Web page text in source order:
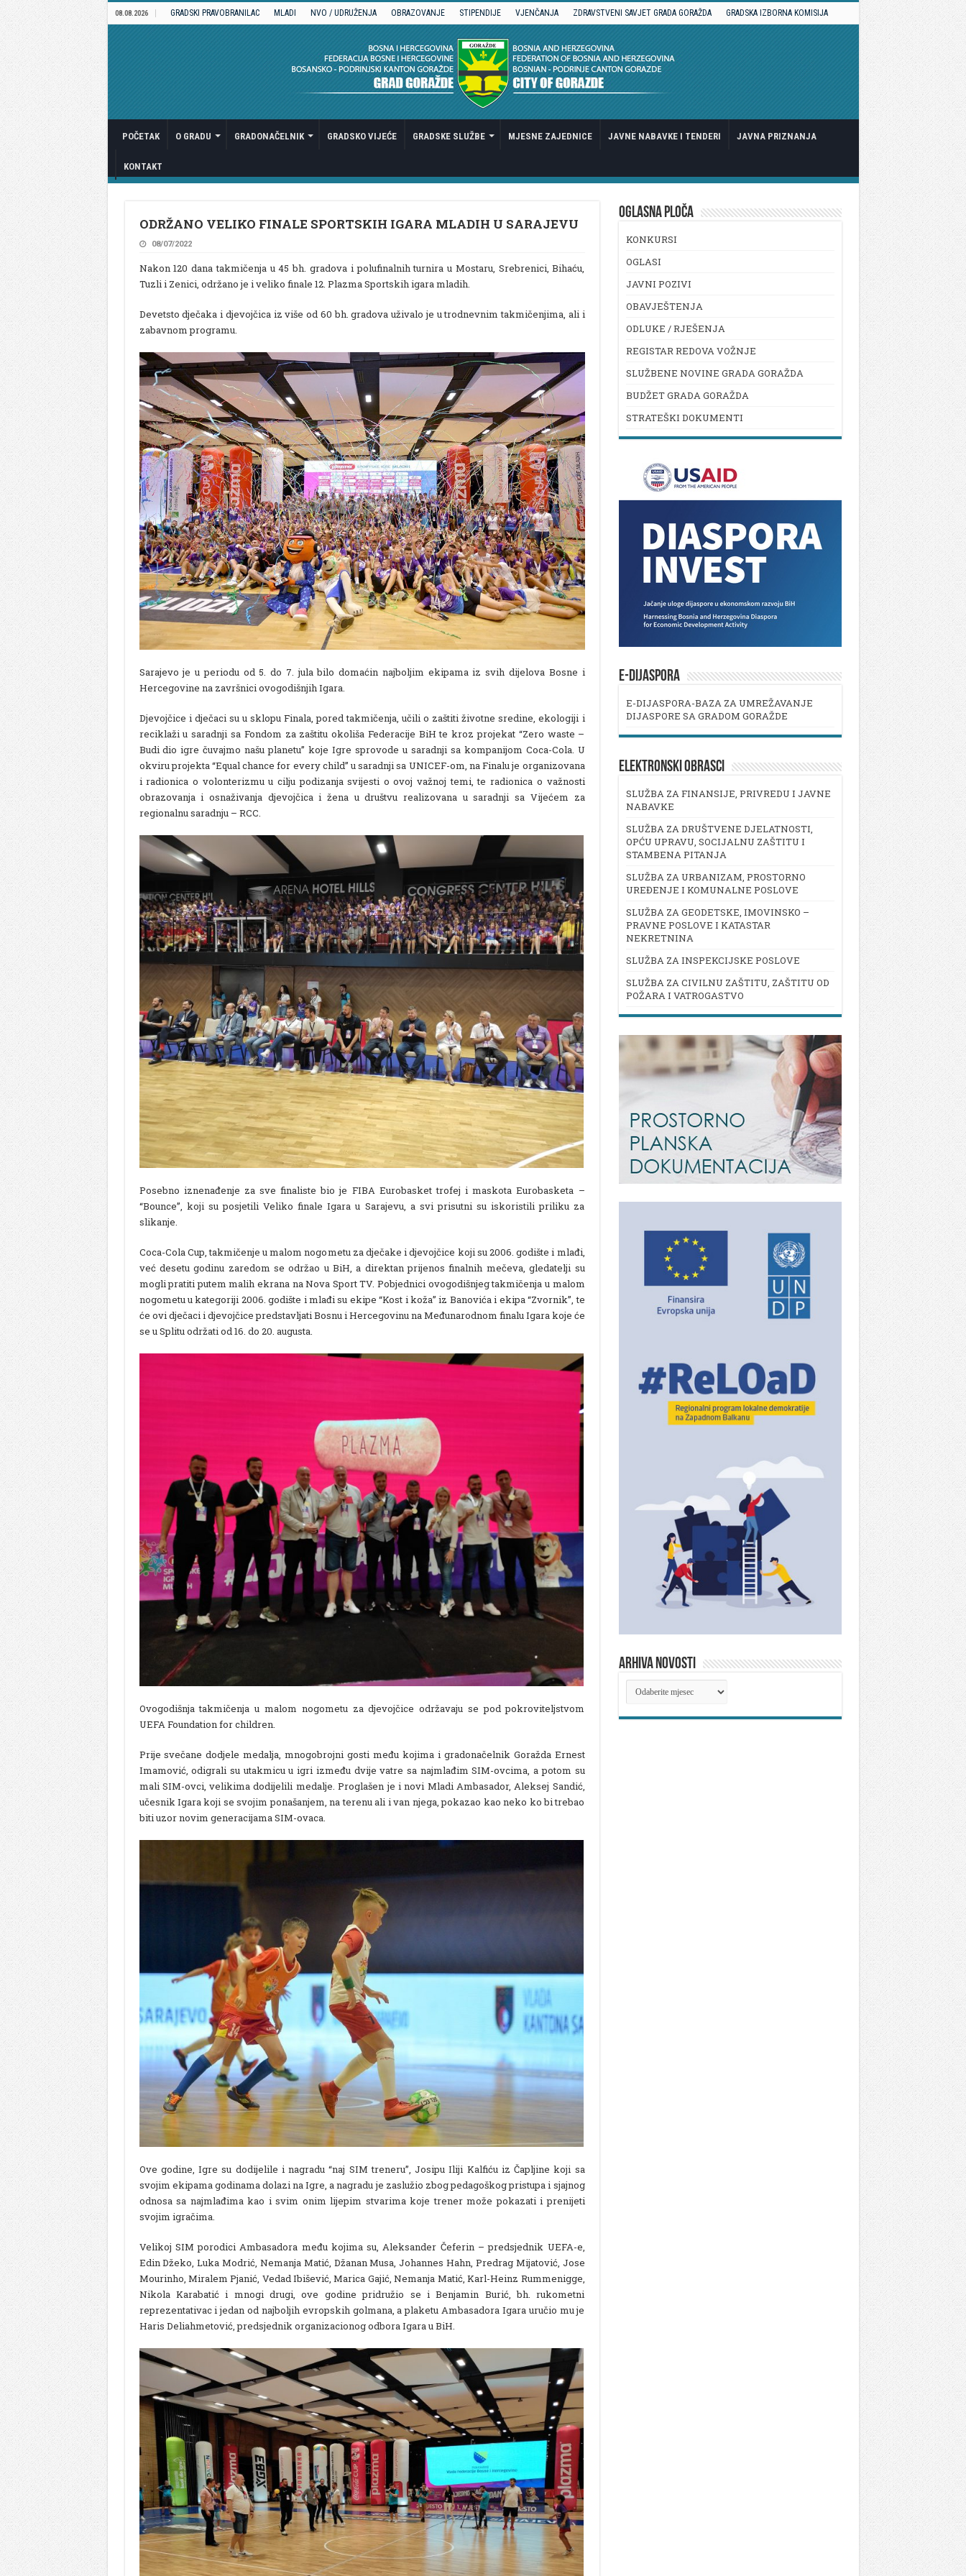
08.08.2026 GRADSKI PRAVOBRANILAC MLADI NVO / UDRUŽENJA OBRAZOVANJE STIPENDIJE VJENČANJA ZDRAVSTVENI SAVJET GRADA GORAŽDA GRADSKA IZBORNA KOMISIJA
POČETAK O GRADU GRADONAČELNIK GRADSKO VIJEĆE GRADSKE SLUŽBE MJESNE ZAJEDNICE JAVNE NABAVKE I TENDERI JAVNA PRIZNANJA
KONTAKT
ODRŽANO VELIKO FINALE SPORTSKIH IGARA MLADIH U SARAJEVU
08/07/2022
Nakon 120 dana takmičenja u 45 bh. gradova i polufinalnih turnira u Mostaru, Srebrenici, Bihaću,
Tuzli i Zenici, održano je i veliko finale 12. Plazma Sportskih igara mladih.
Devetsto dječaka i djevojčica iz više od 60 bh. gradova uživalo je u trodnevnim takmičenjima, ali i
zabavnom programu.
Sarajevo je u periodu od 5. do 7. jula bilo domaćin najboljim ekipama iz svih dijelova Bosne i
Hercegovine na završnici ovogodišnjih Igara.
Djevojčice i dječaci su u sklopu Finala, pored takmičenja, učili o zaštiti životne sredine, ekologiji i
reciklaži u saradnji sa Fondom za zaštitu okoliša Federacije BiH te kroz projekat “Zero waste –
Budi dio igre čuvajmo našu planetu” koje Igre sprovode u saradnji sa kompanijom Coca-Cola. U
okviru projekta “Equal chance for every child” u saradnji sa UNICEF-om, na Finalu je organizovana
i radionica o volonterizmu u cilju podizanja svijesti o ovoj važnoj temi, te radionica o važnosti
obrazovanja i osnaživanja djevojčica i žena u društvu realizovana u saradnji sa Vijećem za
regionalnu saradnju – RCC.
Posebno iznenađenje za sve finaliste bio je FIBA Eurobasket trofej i maskota Eurobasketa –
“Bounce”, koji su posjetili Veliko finale Igara u Sarajevu, a svi prisutni su iskoristili priliku za
slikanje.
Coca-Cola Cup, takmičenje u malom nogometu za dječake i djevojčice koji su 2006. godište i mlađi,
već desetu godinu zaredom se održao u BiH, a direktan prijenos finalnih mečeva, gledatelji su
mogli pratiti putem malih ekrana na Nova Sport TV. Pobjednici ovogodišnjeg takmičenja u malom
nogometu u kategoriji 2006. godište i mlađi su ekipe “Kost i koža” iz Banovića i ekipa “Zvornik”, te
će ovi dječaci i djevojčice predstavljati Bosnu i Hercegovinu na Međunarodnom finalu Igara koje će
se u Splitu održati od 16. do 20. augusta.
Ovogodišnja takmičenja u malom nogometu za djevojčice održavaju se pod pokroviteljstvom
UEFA Foundation for children.
Prije svečane dodjele medalja, mnogobrojni gosti među kojima i gradonačelnik Goražda Ernest
Imamović, odigrali su utakmicu u igri između dvije vatre sa najmlađim SIM-ovcima, a potom su
mali SIM-ovci, velikima dodijelili medalje. Proglašen je i novi Mladi Ambasador, Aleksej Sandić,
učesnik Igara koji se svojim ponašanjem, na terenu ali i van njega, pokazao kao neko ko bi trebao
biti uzor novim generacijama SIM-ovaca.
Ove godine, Igre su dodijelile i nagradu “naj SIM treneru”, Josipu Iliji Kalfiću iz Čapljine koji sa
svojim ekipama godinama dolazi na Igre, a nagradu je zaslužio zbog pedagoškog pristupa i sjajnog
odnosa sa najmlađima kao i svim onim lijepim stvarima koje trener može pokazati i prenijeti
svojim igračima.
Velikoj SIM porodici Ambasadora među kojima su, Aleksander Čeferin – predsjednik UEFA-e,
Edin Džeko, Luka Modrić, Nemanja Matić, Džanan Musa, Johannes Hahn, Predrag Mijatović, Jose
Mourinho, Miralem Pjanić, Vedad Ibišević, Marica Gajić, Nemanja Matić, Karl-Heinz Rummenigge,
Nikola Karabatić i mnogi drugi, ove godine pridružio se i Benjamin Burić, bh. rukometni
reprezentativac i jedan od najboljih evropskih golmana, a plaketu Ambasadora Igara uručio mu je
Haris Deliahmetović, predsjednik organizacionog odbora Igara u BiH.
OGLASNA PLOČA
KONKURSI
OGLASI
JAVNI POZIVI
OBAVJEŠTENJA
ODLUKE / RJEŠENJA
REGISTAR REDOVA VOŽNJE
SLUŽBENE NOVINE GRADA GORAŽDA
BUDŽET GRADA GORAŽDA
STRATEŠKI DOKUMENTI
E-DIJASPORA
E-DIJASPORA-BAZA ZA UMREŽAVANJE
DIJASPORE SA GRADOM GORAŽDE
ELEKTRONSKI OBRASCI
SLUŽBA ZA FINANSIJE, PRIVREDU I JAVNE
NABAVKE
SLUŽBA ZA DRUŠTVENE DJELATNOSTI,
OPĆU UPRAVU, SOCIJALNU ZAŠTITU I
STAMBENA PITANJA
SLUŽBA ZA URBANIZAM, PROSTORNO
UREĐENJE I KOMUNALNE POSLOVE
SLUŽBA ZA GEODETSKE, IMOVINSKO –
PRAVNE POSLOVE I KATASTAR
NEKRETNINA
SLUŽBA ZA INSPEKCIJSKE POSLOVE
SLUŽBA ZA CIVILNU ZAŠTITU, ZAŠTITU OD
POŽARA I VATROGASTVO
ARHIVA NOVOSTI
ARHIVA
NOVOSTI